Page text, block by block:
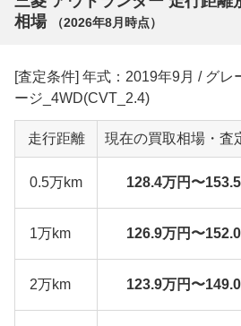
相場
（2026年8月 時点）
[査定条件] 年式：2019年9月 / グレ
ージ_4WD(CVT_2.4)
走行距離 現在の買取相場・査
0.5万km 128.4万円〜
1万km 126.9万円〜
2万km 123.9万円〜